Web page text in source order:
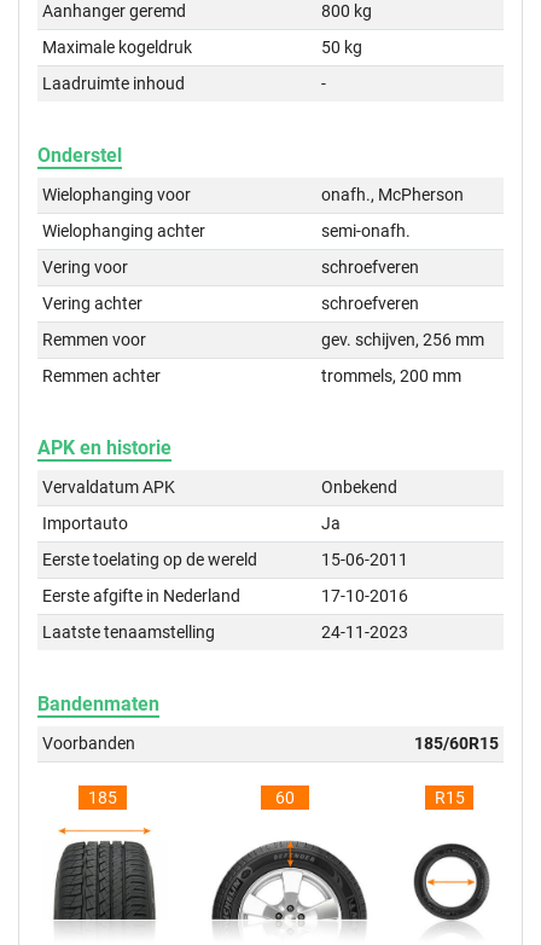
Aanhanger geremd
800 kg
Maximale kogeldruk
50 kg
Laadruimte inhoud
-
Onderstel
Wielophanging voor
onafh., McPherson
Wielophanging achter
semi-onafh.
Vering voor
schroefveren
Vering achter
schroefveren
Remmen voor
gev. schijven, 256 mm
Remmen achter
trommels, 200 mm
APK en historie
Vervaldatum APK
Onbekend
Importauto
Ja
Eerste toelating op de wereld
15-06-2011
Eerste afgifte in Nederland
17-10-2016
Laatste tenaamstelling
24-11-2023
Bandenmaten
Voorbanden 185/60R15
185 60 R15